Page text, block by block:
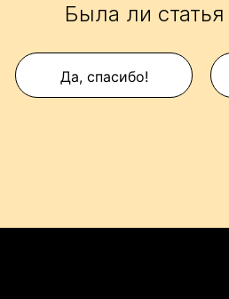
Была ли
Да, спасибо!